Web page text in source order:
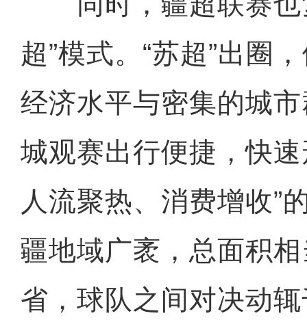
超”模式。“苏超”出圈
经济水平与密集的城
城观赛出行便捷，快
人流聚热、消费增收”
疆地域广袤，总面积
省，球队之间对决动